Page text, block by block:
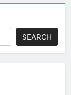
SEARCH